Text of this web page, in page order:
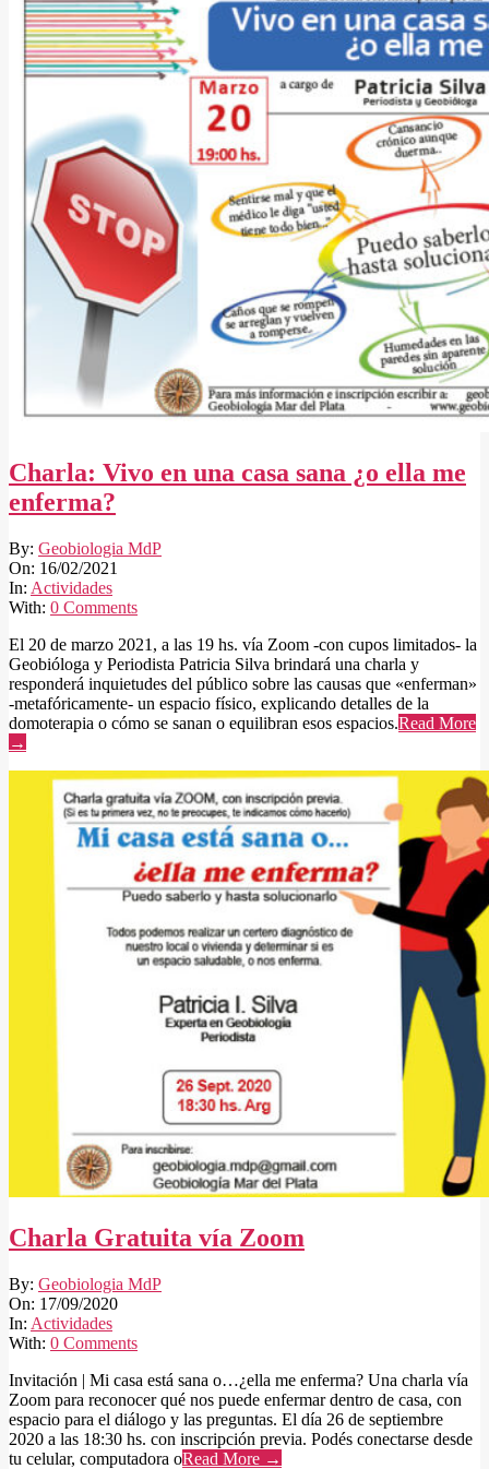
Charla: Vivo en una casa sana ¿o ella me
enferma?
2021-
02-
16
By: Geobiologia MdP
On: 16/02/2021
In: Actividades
With: 0 Comments
El 20 de marzo 2021, a las 19 hs. vía Zoom -con cupos limitados- la
Geobióloga y Periodista Patricia Silva brindará una charla y
responderá inquietudes del público sobre las causas que «enferman»
-metafóricamente- un espacio físico, explicando detalles de la
domoterapia o cómo se sanan o equilibran esos espacios.Read More
→
Charla Gratuita vía Zoom
2020-
09-
17
By: Geobiologia MdP
On: 17/09/2020
In: Actividades
With: 0 Comments
Invitación | Mi casa está sana o…¿ella me enferma? Una charla vía
Zoom para reconocer qué nos puede enfermar dentro de casa, con
espacio para el diálogo y las preguntas. El día 26 de septiembre
2020 a las 18:30 hs. con inscripción previa. Podés conectarse desde
tu celular, computadora oRead More →